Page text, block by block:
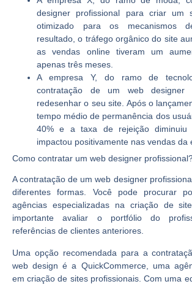
designer profissional para criar um
otimizado para os mecanismos
resultado, o tráfego orgânico do site
as vendas online tiveram um
apenas três meses.
A empresa Y, do ramo de
contratação de um web designer
redesenhar o seu site. Após o
tempo médio de permanência dos
40% e a taxa de rejeição
impactou positivamente nas vendas da
Como contratar um web designer
A contratação de um web designer
diferentes formas. Você pode procurar
agências especializadas na criação de
importante avaliar o portfólio do
referências de clientes anteriores.
Uma opção recomendada para a
web design é a QuickCommerce, uma
em criação de sites profissionais. Com uma